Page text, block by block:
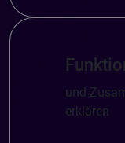
und
erklären